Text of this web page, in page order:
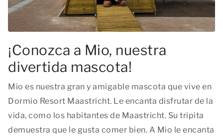
¡Conozca a Mio, nuestra
divertida mascota!
Mio es nuestra gran y amigable mascota que vive en
Dormio Resort Maastricht. Le encanta disfrutar de la
vida, como los habitantes de Maastricht. Su tripita
demuestra que le gusta comer bien. A Mio le encanta